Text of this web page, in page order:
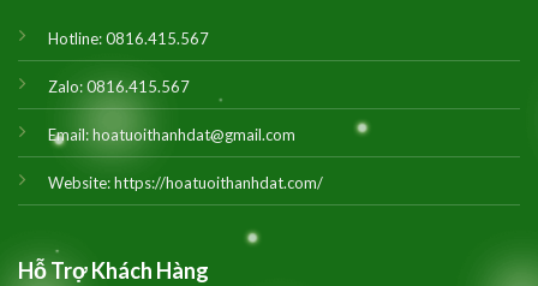
Hotline:0816.415.567
Zalo:0816.415.567
Email:hoatuoithanhdat@gmail.com
Website:https://hoatuoithanhdat.com/
Hỗ Trợ Khách Hàng